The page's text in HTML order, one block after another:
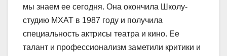
мы знаем ее сегодня. Она окончила Школу-
студию МХАТ в 1987 году и получила
специальность актрисы театра и кино. Ее
талант и профессионализм заметили критики и